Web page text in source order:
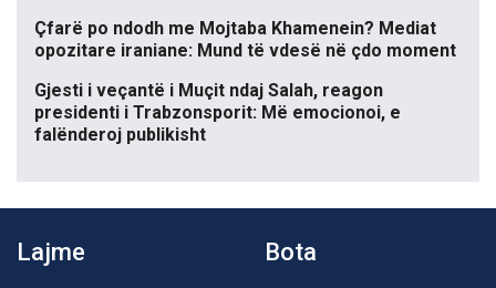
Çfarë po ndodh me Mojtaba Khamenein? Mediat
opozitare iraniane: Mund të vdesë në çdo moment
Gjesti i veçantë i Muçit ndaj Salah, reagon
presidenti i Trabzonsporit: Më emocionoi, e
falënderoj publikisht
Lajme Bota